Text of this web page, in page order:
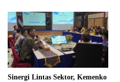
Sinergi Lintas Sektor, Kemenko